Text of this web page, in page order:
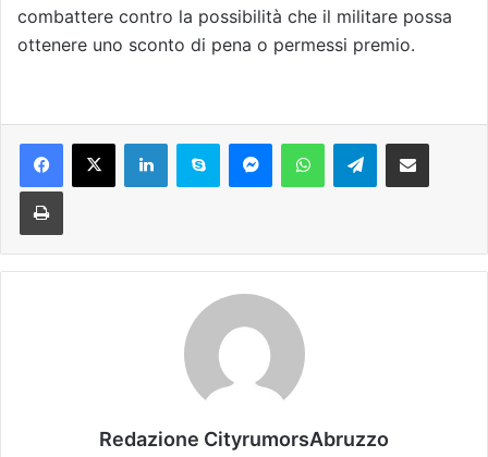
combattere contro la possibilità che il militare possa
ottenere uno sconto di pena o permessi premio.
Telegram
Redazione CityrumorsAbruzzo